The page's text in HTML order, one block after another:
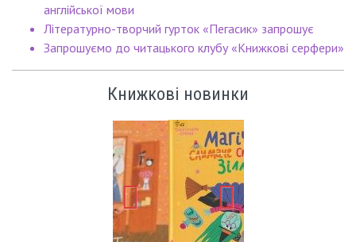
англійської мови
Літературно-творчий гурток «Пегасик» запрошує
Запрошуємо до читацького клубу «Книжкові серфери»
Книжкові новинки